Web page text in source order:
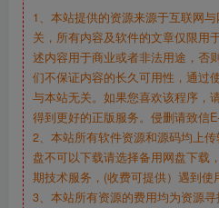
1、本站提供的资源来源于互联网
关，所有内容及软件的文章仅限用
述内容用于商业或者非法用途，否
们不保证内容的长久可用性，通过
与本站无关。如果您喜欢该程序，
得到更好的正版服务。侵删请致信
2、本站所有软件资源和源码均上
盘不可以下载请选择备用网盘下载
期技术服务，(收费可提供）遇到使
3、本站所有资源的费用均为资源寻